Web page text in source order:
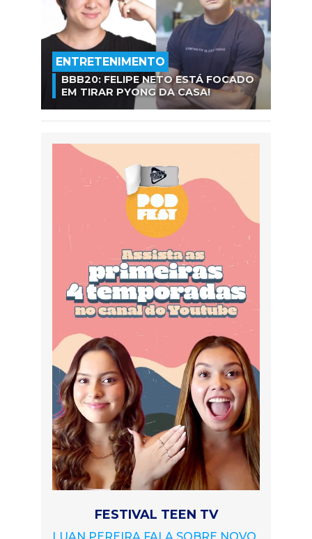
ENTRETENIMENTO
BBB20: FELIPE NETO ESTÁ FOCADO
EM TIRAR PYONG DA CASA!
FESTIVAL TEEN TV